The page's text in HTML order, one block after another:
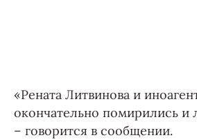
«Рената Литвинова и
окончательно помирились и
– говорится в сообщении.